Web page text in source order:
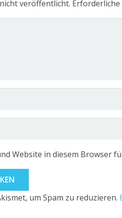
veröffentlicht. Erforderliche
Website in diesem Browser
um Spam zu reduzieren.